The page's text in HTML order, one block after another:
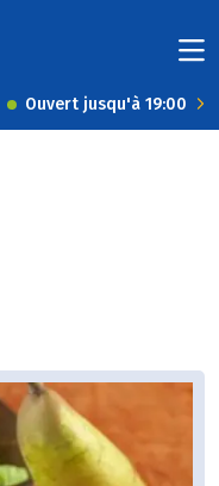
Ouvert jusqu'à 19:00